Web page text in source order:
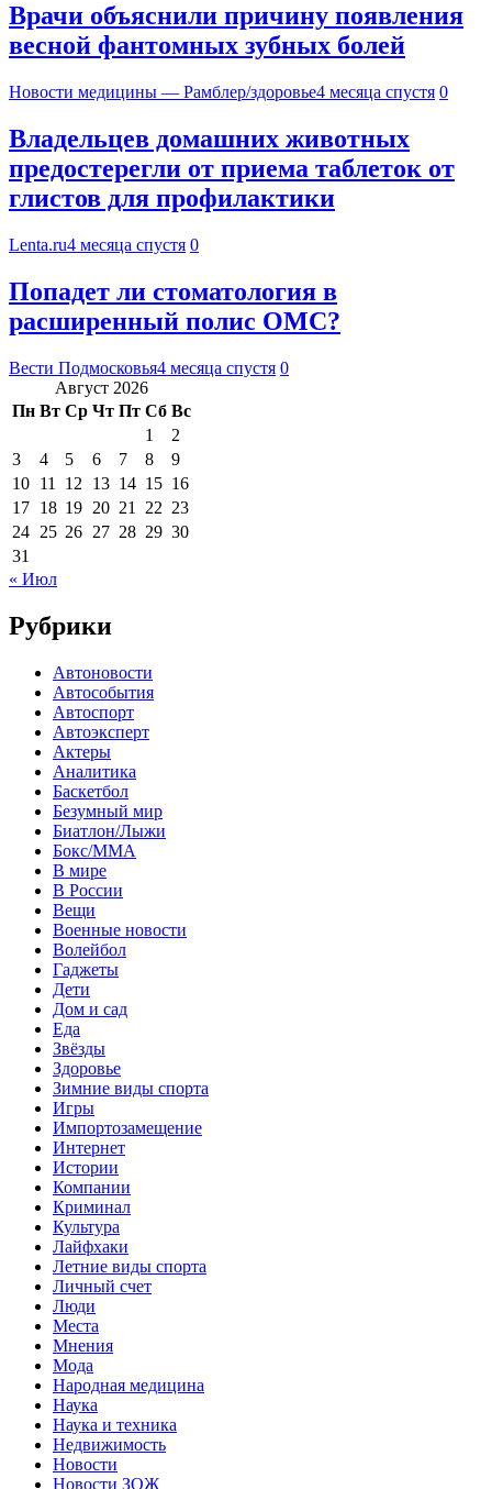
Врачи объяснили причину появления
весной фантомных зубных болей
Новости медицины — Рамблер/здоровье4 месяца спустя 0
Владельцев домашних животных
предостерегли от приема таблеток от
глистов для профилактики
Lenta.ru4 месяца спустя 0
Попадет ли стоматология в
расширенный полис ОМС?
Вести Подмосковья4 месяца спустя 0
Август 2026
Пн Вт Ср Чт Пт Сб Вс
1
2
3
4 5 6 7 8
9
10 11 12 13 14 15 16
17 18 19 20 21 22 23
24 25 26 27 28 29 30
31
« Июл
Рубрики
Автоновости
Автособытия
Автоспорт
Автоэксперт
Актеры
Аналитика
Баскетбол
Безумный мир
Биатлон/Лыжи
Бокс/MMA
В мире
В России
Вещи
Военные новости
Волейбол
Гаджеты
Дети
Дом и сад
Еда
Звёзды
Здоровье
Зимние виды спорта
Игры
Импортозамещение
Интернет
Истории
Компании
Криминал
Культура
Лайфхаки
Летние виды спорта
Личный счет
Люди
Места
Мнения
Мода
Народная медицина
Наука
Наука и техника
Недвижимость
Новости
Новости ЗОЖ